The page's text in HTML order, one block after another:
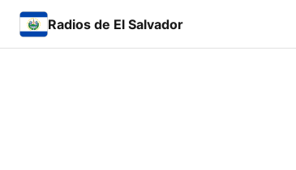
Radios de El Salvador